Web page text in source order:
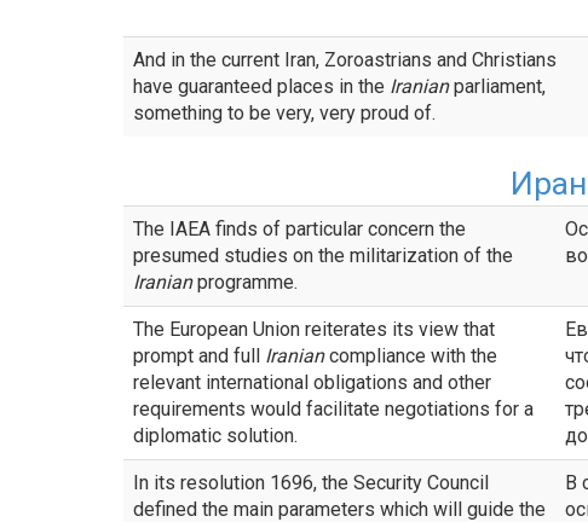
And in the current Iran, Zoroastrians and Christians
have guaranteed places in the Iranianparliament,
something to be very, very proud of.
The IAEA finds of particular concern the
presumed studies on the militarization of the
Iranianprogramme.
The European Union reiterates its view that
prompt and full Iraniancompliance with the
relevant international obligations and other
requirements would facilitate negotiations for a
diplomatic solution.
In its resolution 1696, the Security Council
defined the main parameters which will guide the
В